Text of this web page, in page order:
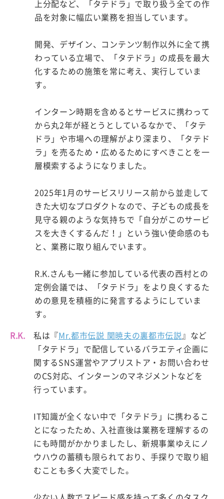
上分配など、「タテドラ」で取り扱う全ての作
品を対象に幅広い業務を担当しています。
開発、デザイン、コンテンツ制作以外に全て携
わっている立場で、「タテドラ」の成長を最大
化するための施策を常に考え、実行していま
す。
インターン時期を含めるとサービスに携わって
から丸2年が経とうとしているなかで、「タテ
ドラ」や市場への理解がより深まり、「タテド
ラ」を売るため・広めるためにすべきことを一
層模索するようになりました。
2025年1月のサービスリリース前から並走して
きた大切なプロダクトなので、子どもの成長を
見守る親のような気持ちで「自分がこのサービ
スを大きくするんだ！」という強い使命感のも
と、業務に取り組んでいます。
R.K.さんも一緒に参加している代表の西村との
定例会議では、「タテドラ」をより良くするた
めの意見を積極的に発言するようにしていま
す。
R.K. 私は『Mr.都市伝説 関暁夫の裏都市伝説 』など
「タテドラ」で配信しているバラエティ企画に
関するSNS運営やアプリストア・お問い合わせ
のCS対応、インターンのマネジメントなどを
行っています。
IT知識が全くない中で「タテドラ」に携わるこ
とになったため、入社直後は業務を理解するの
にも時間がかかりましたし、新規事業ゆえにノ
ウハウの蓄積も限られており、手探りで取り組
むことも多く大変でした。